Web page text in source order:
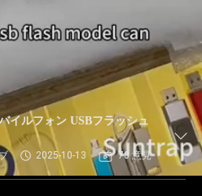
イルフォン USBフラッシュ
2025-10-13 78 意見